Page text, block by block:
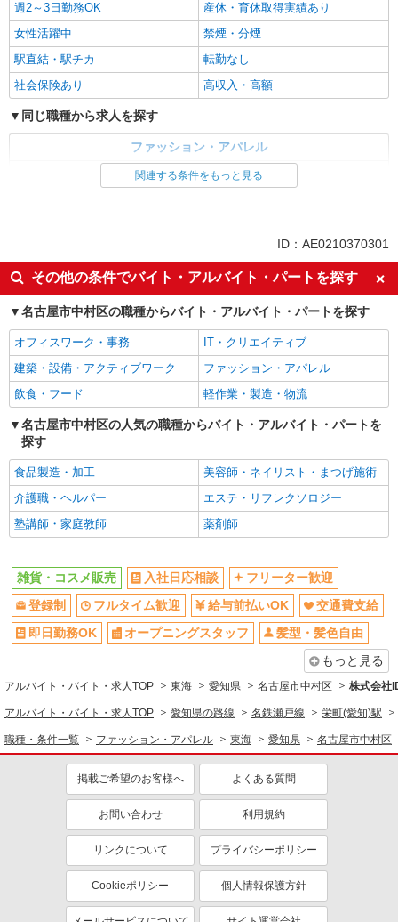
週2～3日勤務OK
産休・育休取得実績あり
女性活躍中
禁煙・分煙
駅直結・駅チカ
転勤なし
社会保険あり
高収入・高額
同じ職種から求人を探す
ファッション・アパレル
未経験歓迎
社員登用あり
副業・WワークOK
週2～3日勤務OK
産休・育休取得実績あり
社会保険あり
関連する条件をもっと見る
ID：AE0210370301
その他の条件でバイト・アルバイト・パートを探す
名古屋市中村区の職種からバイト・アルバイト・パートを探す
オフィスワーク・事務
IT・クリエイティブ
建築・設備・アクティブワーク
ファッション・アパレル
飲食・フード
軽作業・製造・物流
名古屋市中村区の人気の職種からバイト・アルバイト・パートを
探す
食品製造・加工
美容師・ネイリスト・まつげ施術
介護職・ヘルパー
エステ・リフレクソロジー
塾講師・家庭教師
薬剤師
雑貨・コスメ販売 入社日応相談
フリーター歓迎
登録制
フルタイム歓迎 給与前払いOK
交通費支給
即日勤務OK
オープニングスタッフ
髪型・髪色自由
もっと見る
アルバイト・バイト・求人TOP 東海 愛知県 名古屋市中村区 株式会社
アルバイト・バイト・求人TOP 愛知県の路線 名鉄瀬戸線 栄町(愛知)駅
職種・条件一覧 ファッション・アパレル 東海 愛知県 名古屋市中村区
掲載ご希望のお客様へ よくある質問
お問い合わせ 利用規約
リンクについて プライバシーポリシー
Cookieポリシー 個人情報保護方針